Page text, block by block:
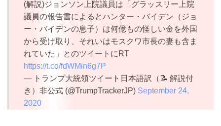
(解説)ジョンソン上院議員は「グラッスリー上院
議員の報告書によるとハンター・バイデン（ジョ
ー・バイデンの息子）は何億もの怪しい金を外国
から受け取り、それいはモスクワ市長の妻も含ま
れていた」とのツイートにRT
https://t.co/fdWMin6g7P
— トランプ大統領ツイート日本語訳（📝 解説付
き）非公式 (@TrumpTrackerJP) September 24,
2020